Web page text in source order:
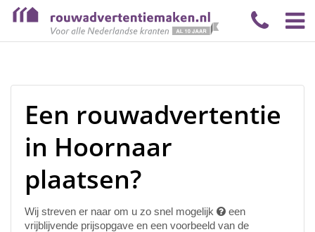
Een rouwadvertentie
in Hoornaar
plaatsen?
Wij streven er naar om u zo snel mogelijk
een
vrijblijvende prijsopgave en een voorbeeld van de